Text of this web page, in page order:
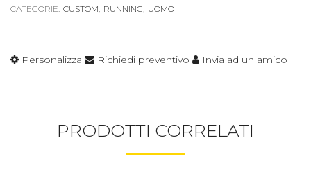
CATEGORIE: CUSTOM, RUNNING, UOMO
Personalizza Richiedi preventivo Invia ad un amico
PRODOTTI CORRELATI